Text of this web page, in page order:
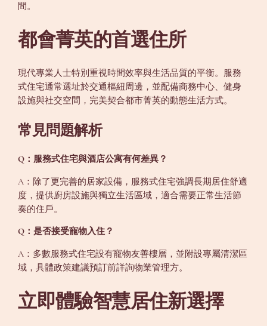
間。
都會菁英的首選住所
現代專業人士特別重視時間效率與生活品質的平衡。服務
式住宅通常選址於交通樞紐周邊，並配備商務中心、健身
設施與社交空間，完美契合都市菁英的動態生活方式。
常見問題解析
Q：服務式住宅與酒店公寓有何差異？
A：除了更完善的居家設備，服務式住宅強調長期居住舒適
度，提供廚房設施與獨立生活區域，適合需要正常生活節
奏的住戶。
Q：是否接受寵物入住？
A：多數服務式住宅設有寵物友善樓層，並附設專屬清潔區
域，具體政策建議預訂前詳詢物業管理方。
立即體驗智慧居住新選擇